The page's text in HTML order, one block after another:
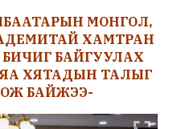
МОНГОЛ,
ХАМТРАН
БАЙГУУЛАХ
ХЯТАДЫН ТАЛЫГ
БАЙЖЭЭ-